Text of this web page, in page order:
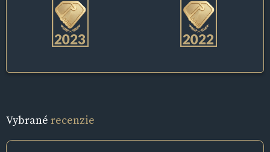
Vybrané recenzie